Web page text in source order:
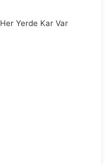
Her Yerde Kar Var